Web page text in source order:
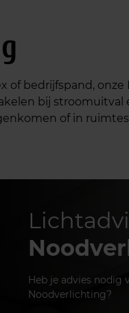
bedrijfspand,
bij
of in
Heb je advies nodig
Noodverlichting?